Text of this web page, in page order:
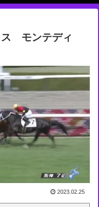
ス モンテディ
2023.02.25